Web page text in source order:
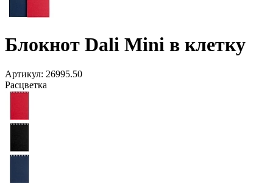
Блокнот Dali Mini в клетку
Артикул: 26995.50
Расцветка